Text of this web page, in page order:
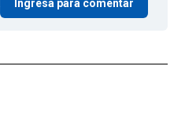
Ingresá para comentar